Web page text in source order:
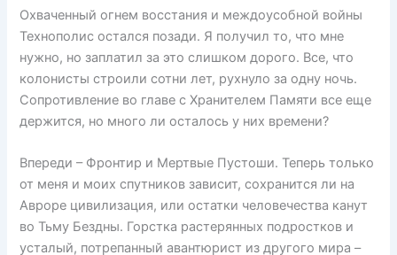
Охваченный огнем восстания и междоусобной войны
Технополис остался позади. Я получил то, что мне
нужно, но заплатил за это слишком дорого. Все, что
колонисты строили сотни лет, рухнуло за одну ночь.
Сопротивление во главе с Хранителем Памяти все еще
держится, но много ли осталось у них времени?
Впереди – Фронтир и Мертвые Пустоши. Теперь только
от меня и моих спутников зависит, сохранится ли на
Авроре цивилизация, или остатки человечества канут
во Тьму Бездны. Горстка растерянных подростков и
усталый, потрепанный авантюрист из другого мира –